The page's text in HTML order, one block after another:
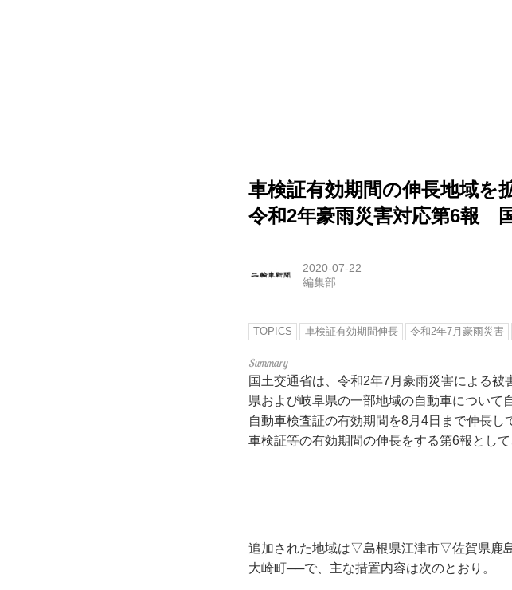
車検証有効期間の伸長地域を
令和2年豪雨災害対応第6報
2020-07-22
編集部
TOPICS 車検証有効期間伸長 令和2年7月豪雨災害
国土交通省は、令和2年7月豪雨災害による
県および岐阜県の一部地域の自動車について
自動車検査証の有効期間を8月4日まで伸長し
車検証等の有効期間の伸長をする第6報とし
追加された地域は▽島根県江津市▽佐賀県鹿
大崎町──で、主な措置内容は次のとおり。